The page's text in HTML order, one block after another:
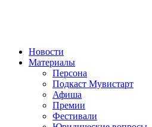
Новости
Материалы
Персона
Подкаст Мувистарт
Афиша
Премии
Фестивали